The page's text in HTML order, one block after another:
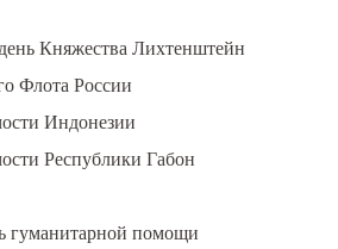
Княжества Лихтенштейн
Флота России
Индонезии
Республики Габон
гуманитарной помощи